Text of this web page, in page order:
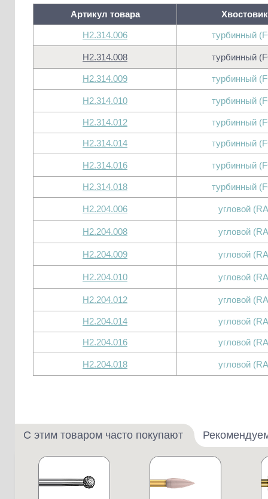
Артикул товара Хвостовик
H2.314.006 турбинный
H2.314.008 турбинный
H2.314.009 турбинный
H2.314.010 турбинный
H2.314.012 турбинный
H2.314.014 турбинный
H2.314.016 турбинный
H2.314.018 турбинный
H2.204.006 угловой
H2.204.008 угловой
H2.204.009 угловой
H2.204.010 угловой
H2.204.012 угловой
H2.204.014 угловой
H2.204.016 угловой
H2.204.018 угловой
С этим товаром часто покупают